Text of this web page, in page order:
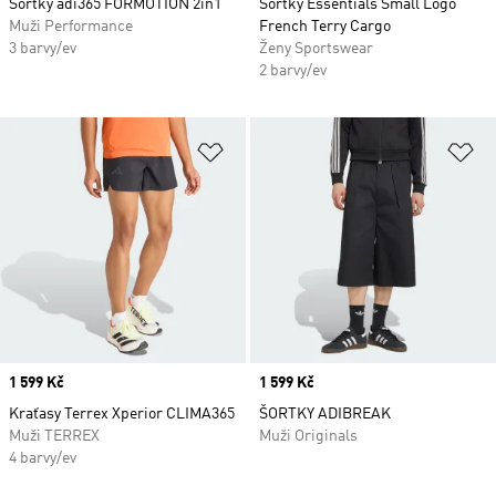
Šortky adi365 FORMOTION 2in1
Muži Performance
3 barvy/ev
Šortky Essentials Small Logo
French Terry Cargo
Ženy Sportswear
2 barvy/ev
Přidat do seznamu přání
Price
1 599 Kč
Kraťasy Terrex Xperior CLIMA365
Muži TERREX
4 barvy/ev
Price
1 599 Kč
ŠORTKY ADIBREAK
Muži Originals